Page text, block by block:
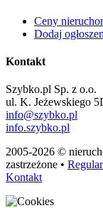
Ceny
Dodaj
Kontakt
Szybko.pl Sp. z o.o.
ul. K. Jeżewskiego
info@szybko.pl
info.szybko.pl
2005-2026 ©
zastrzeżone •
Kontakt